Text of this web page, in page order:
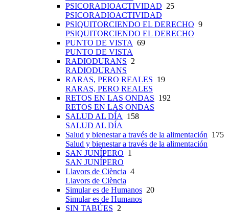
PSICORADIOACTIVIDAD 25
PSICORADIOACTIVIDAD
PSIQUITORCIENDO EL DERECHO 9
PSIQUITORCIENDO EL DERECHO
PUNTO DE VISTA 69
PUNTO DE VISTA
RADIODURANS 2
RADIODURANS
RARAS, PERO REALES 19
RARAS, PERO REALES
RETOS EN LAS ONDAS 192
RETOS EN LAS ONDAS
SALUD AL DÍA
158
SALUD AL DÍA
Salud y bienestar a través de la alimentación 175
Salud y bienestar a través de la alimentación
SAN JUNÍPERO 1
SAN JUNÍPERO
Llavors de Ciència 4
Llavors de Ciència
Simular es de Humanos 20
Simular es de Humanos
SIN TABÚES 2